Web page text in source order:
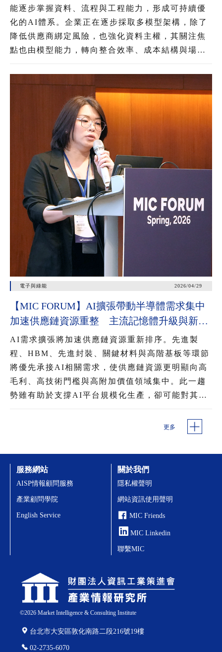
能逐步掌握資料、流程與工程能力，形成可持續優
化的AI體系。企業正在逐步採取多模型架構，除了
降低供應商綁定風險，也強化資料主權，其關注焦
點也由模型能力，轉向整合效率、成本結構與場景
電子與綠能 2026/04/29
【MIC FORUM】AI擴張帶動半導體需求集中
加速供應鏈資源重整 主流記憶體升級與新興
記憶體崛起 混用提升AI資料調用效率
AI需求擴張將加速供應鏈資源重新排序。先進製
程、HBM、先進封裝、關鍵材料與高階基板等環節
將優先承接AI相關需求，使供應鏈資源更明顯向高
毛利、高技術門檻與高附加價值領域集中。此一趨
勢雖有助於支撐AI平台規模化生產，卻可能對其他
進一步影響產能配置、交期與價格變化。更多
©2026Market Intelligence & Consulting Institute
台北市大安區敦化南路二段216號19樓
02-2735-6070
服務網站
AISP情報顧問服務
產業顧問學院
English Service
關於我們
隱私權聲明
網站資訊使用聲明
MIC Friends
MIC Linkedin
聯繫MIC